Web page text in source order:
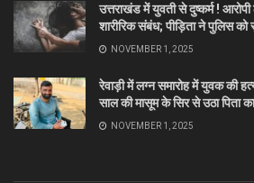
उत्तराखंड में युवती से दुष्कर्म !
शारीरिक संबंध; पीड़िता ने पुलिस को
NOVEMBER 1, 2025
रेवाड़ी में लग्न समारोह में युवक की
साल की मासूम के सिर से उठा पिता
NOVEMBER 1, 2025